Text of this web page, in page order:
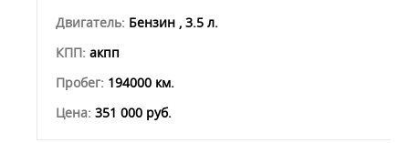
Двигатель: Бензин , 3.5 л.
КПП: акпп
Пробег: 194000 км.
Цена: 351 000 руб.